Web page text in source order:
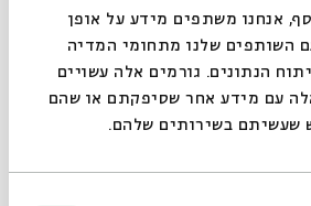
אנחנו משתפים מידע על אופן
השותפים שלנו מתחומי המדיה
הנתונים. גורמים אלה עשויים
עם מידע אחר שסיפקתם או שהם
שעשיתם בשירותים שלהם.
טלוויזיה
בבית אבי חי